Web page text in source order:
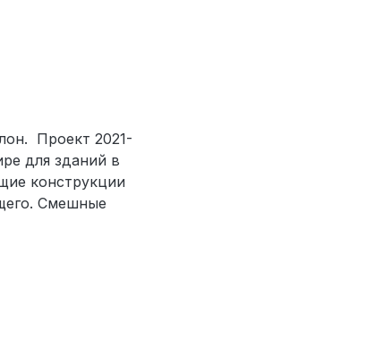
Проект 2021-
для зданий в
конструкции
Смешные